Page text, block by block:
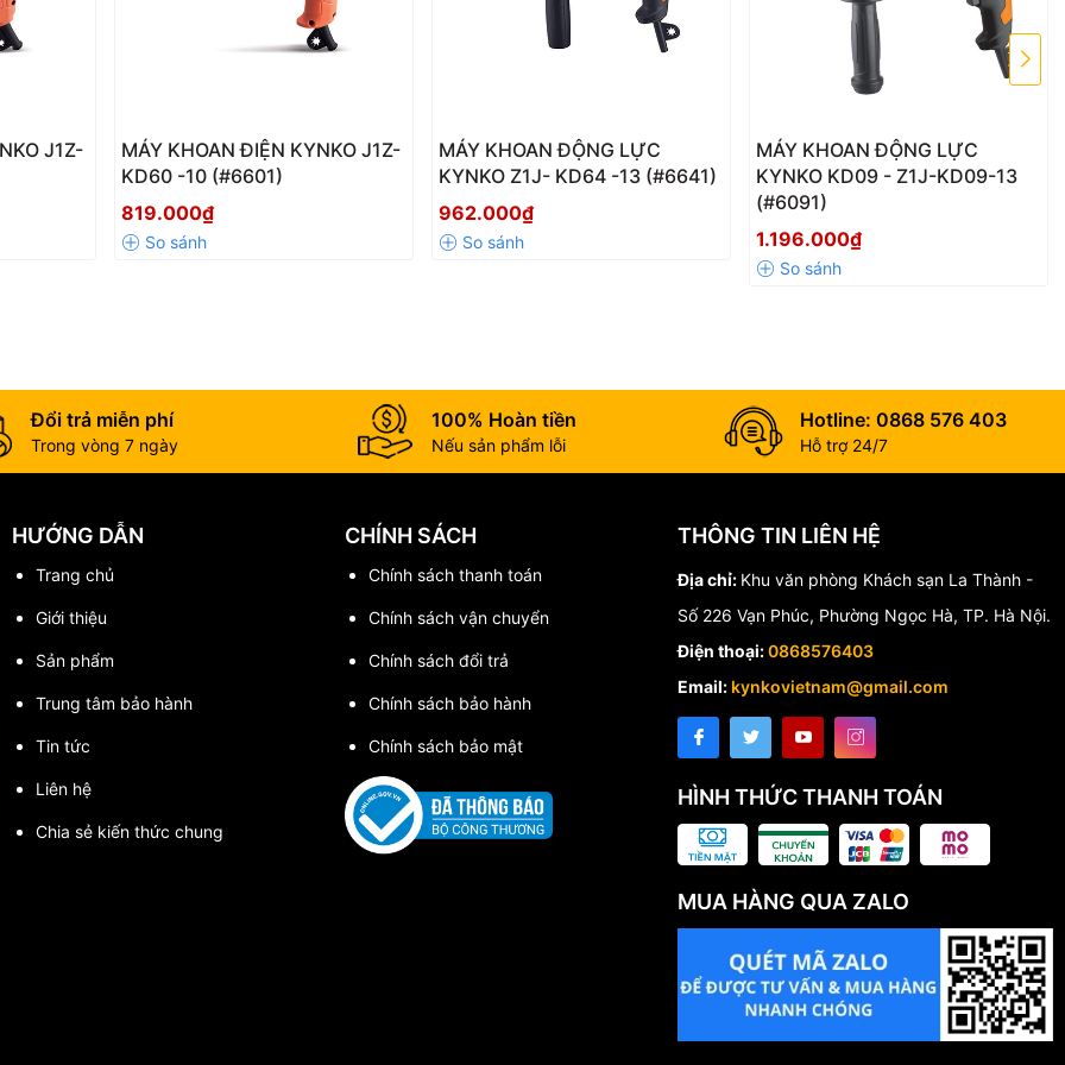
cung cấp lực khoan đỡ lên bề mặt bê tông, xi măng, nền, gạch nung, đá ong...
mạnh khi tải nặng.
J1Z-
MÁY KHOAN ĐIỆN KYNKO J1Z-
KD60 -10 (#6601)
819.000₫
MÁY KHOAN ĐỘNG LỰC
KYNKO Z1J- KD64 -13 (#6641)
962.000₫
MÁY KHOAN ĐỘNG LỰC
KYNKO KD09 - Z1J-KD09-13
(#6091)
1.196.000₫
Đổi trả miễn phí
Trong vòng 7 ngày
100% Hoàn tiền
Nếu sản phẩm lỗi
Hotline: 0868 576 403
Hỗ trợ 24/7
HƯỚNG DẪN
Trang chủ
Giới thiệu
Sản phẩm
Trung tâm bảo hành
Tin tức
Liên hệ
Chia sẻ kiến thức chung
CHÍNH SÁCH
Chính sách thanh toán
Chính sách vận chuyển
Chính sách đổi trả
Chính sách bảo hành
Chính sách bảo mật
THÔNG TIN LIÊN HỆ
Địa chỉ: Khu văn phòng Khách sạn La Thành -
Số 226 Vạn Phúc, Phường Ngọc Hà, TP. Hà Nội.
Điện thoại:0868576403
Email: kynkovietnam@gmail.com
HÌNH THỨC THANH TOÁN
MUA HÀNG QUA ZALO